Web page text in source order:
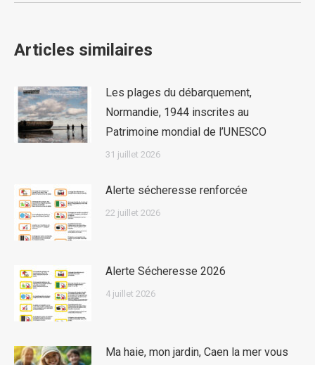
Articles similaires
Les plages du débarquement,
Normandie, 1944 inscrites au
Patrimoine mondial de l’UNESCO
31 juillet 2026
Alerte sécheresse renforcée
22 juillet 2026
Alerte Sécheresse 2026
4 juillet 2026
Ma haie, mon jardin, Caen la mer vous